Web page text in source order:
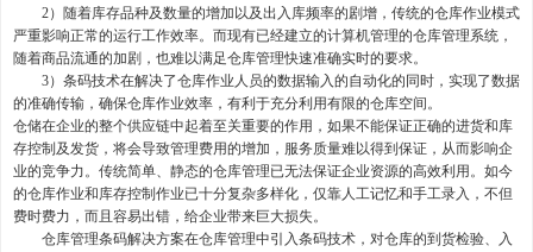
2）随着库存品种及数量的增加以及出入库频率的剧增，传统的仓库作业模式
严重影响正常的运行工作效率。而现有已经建立的计算机管理的仓库管理系统，
随着商品流通的加剧，也难以满足仓库管理快速准确实时的要求。
3）条码技术在解决了仓库作业人员的数据输入的自动化的同时，实现了数据
的准确传输，确保仓库作业效率，有利于充分利用有限的仓库空间。
仓储在企业的整个供应链中起着至关重要的作用，如果不能保证正确的进货和库
存控制及发货，将会导致管理费用的增加，服务质量难以得到保证，从而影响企
业的竞争力。传统简单、静态的仓库管理已无法保证企业资源的高效利用。如今
的仓库作业和库存控制作业已十分复杂多样化，仅靠人工记忆和手工录入，不但
费时费力，而且容易出错，给企业带来巨大损失。
仓库管理条码解决方案在仓库管理中引入条码技术，对仓库的到货检验、入